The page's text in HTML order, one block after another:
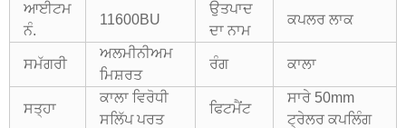
ਆਈਟਮ
ਨੰ.
11600BU
ਉਤਪਾਦ
ਦਾ ਨਾਮ
ਕਪਲਰ ਲਾਕ
ਸਮੱਗਰੀ
ਅਲਮੀਨੀਅਮ
ਮਿਸ਼ਰਤ
ਰੰਗ ਕਾਲਾ
ਸਤ੍ਹਾ
ਕਾਲਾ ਵਿਰੋਧੀ
ਸਲਿੱਪ ਪਰਤ
ਫਿਟਮੈਂਟ
ਸਾਰੇ 50mm
ਟ੍ਰੇਲਰ ਕਪਲਿੰਗ